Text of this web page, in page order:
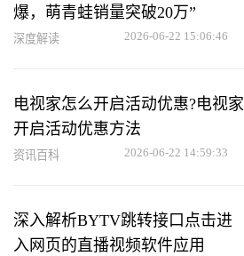
爆，萌青蛙销量突破20万”
深度解读 2026-06-22 15:06:46
电视家怎么开启活动优惠?电视家
开启活动优惠方法
资讯百科 2026-06-22 14:59:33
深入解析BYTV跳转接口点击进
入网页的直播视频软件应用